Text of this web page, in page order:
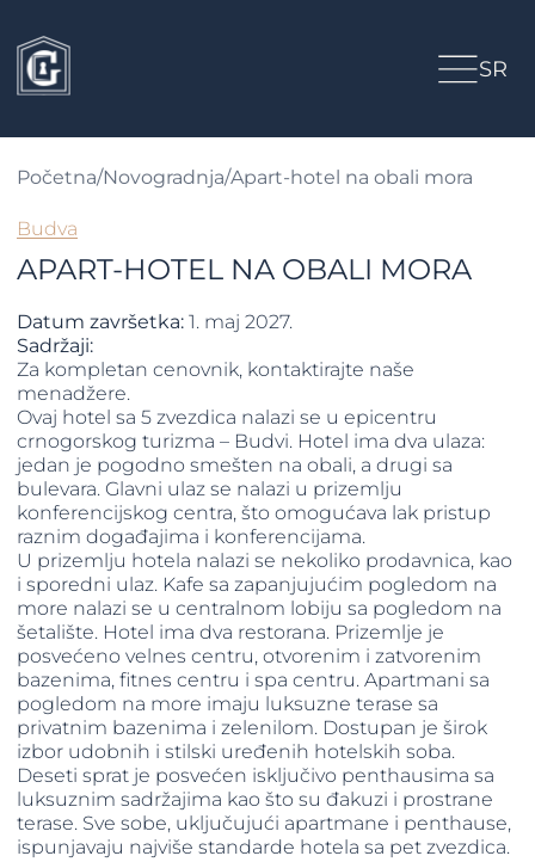
SR
Početna/Novogradnja/Apart-hotel na obali mora
Budva
APART-HOTEL NA OBALI MORA
Datum završetka: 1. maj 2027.
Sadržaji:
Za kompletan cenovnik, kontaktirajte naše
menadžere.
Ovaj hotel sa 5 zvezdica nalazi se u epicentru
crnogorskog turizma – Budvi. Hotel ima dva ulaza:
jedan je pogodno smešten na obali, a drugi sa
bulevara. Glavni ulaz se nalazi u prizemlju
konferencijskog centra, što omogućava lak pristup
raznim događajima i konferencijama.
U prizemlju hotela nalazi se nekoliko prodavnica, kao
i sporedni ulaz. Kafe sa zapanjujućim pogledom na
more nalazi se u centralnom lobiju sa pogledom na
šetalište. Hotel ima dva restorana. Prizemlje je
posvećeno velnes centru, otvorenim i zatvorenim
bazenima, fitnes centru i spa centru. Apartmani sa
pogledom na more imaju luksuzne terase sa
privatnim bazenima i zelenilom. Dostupan je širok
izbor udobnih i stilski uređenih hotelskih soba.
Deseti sprat je posvećen isključivo penthausima sa
luksuznim sadržajima kao što su đakuzi i prostrane
terase. Sve sobe, uključujući apartmane i penthause,
ispunjavaju najviše standarde hotela sa pet zvezdica.